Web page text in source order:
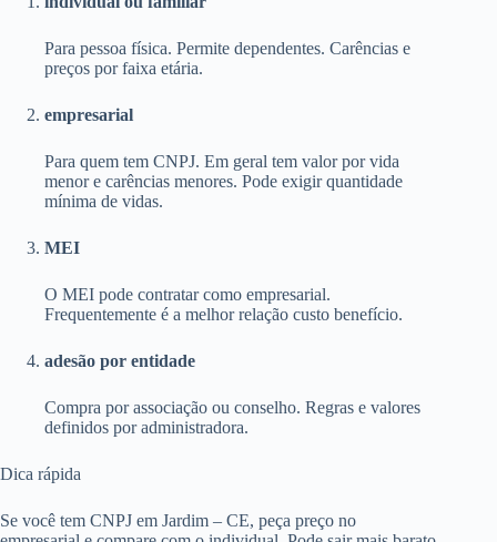
Para pessoa física. Permite dependentes. Carências e
preços por faixa etária.
empresarial
Para quem tem CNPJ. Em geral tem valor por vida
menor e carências menores. Pode exigir quantidade
mínima de vidas.
MEI
O MEI pode contratar como empresarial.
Frequentemente é a melhor relação custo benefício.
adesão por entidade
Compra por associação ou conselho. Regras e valores
definidos por administradora.
Dica rápida
Se você tem CNPJ em Jardim – CE, peça preço no